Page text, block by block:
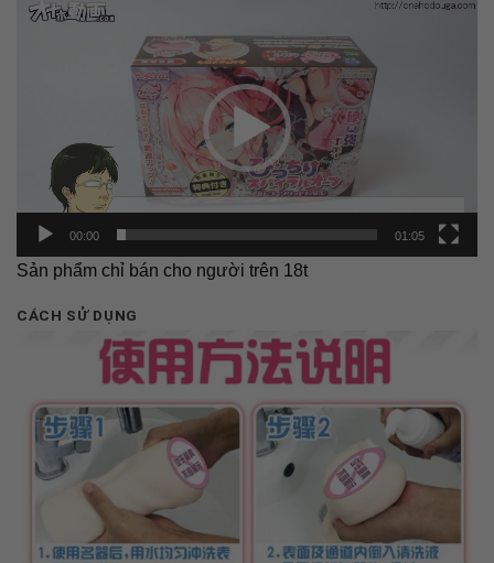
Trình
00:00 01:05
Sản phẩm chỉ bán cho người trên 18t
CÁCH SỬ DỤNG